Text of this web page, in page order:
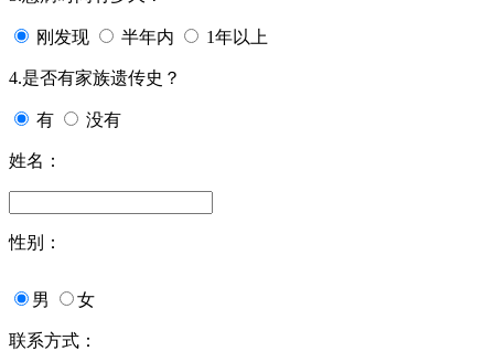
刚发现 半年内 1年以上
4.是否有家族遗传史？
有 没有
姓名：
性别：
男 女
联系方式：